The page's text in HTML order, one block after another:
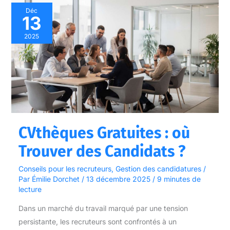
Déc
13
2025
CVthèques Gratuites : où
Trouver des Candidats ?
Conseils pour les recruteurs, Gestion des candidatures/
Par Émilie Dorchet / 13 décembre 2025 / 9 minutes de
lecture
Dans un marché du travail marqué par une tension
persistante, les recruteurs sont confrontés à un
CVthèques
Gratuites
où
Trouver
des
Candidats
?